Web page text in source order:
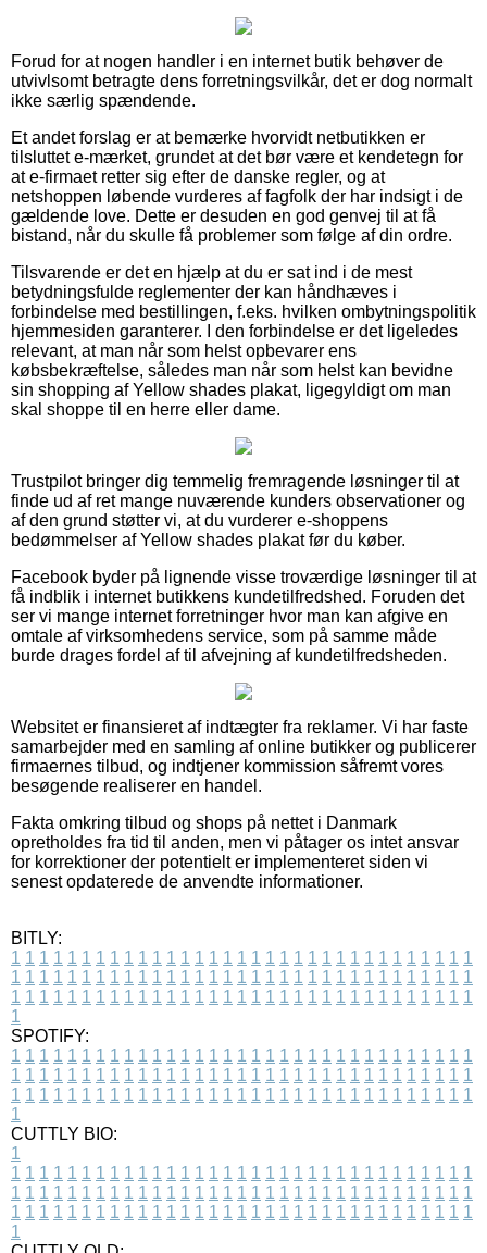
Forud for at nogen handler i en internet butik behøver de
utvivlsomt betragte dens forretningsvilkår, det er dog normalt
ikke særlig spændende.
Et andet forslag er at bemærke hvorvidt netbutikken er
tilsluttet e-mærket, grundet at det bør være et kendetegn for
at e-firmaet retter sig efter de danske regler, og at
netshoppen løbende vurderes af fagfolk der har indsigt i de
gældende love. Dette er desuden en god genvej til at få
bistand, når du skulle få problemer som følge af din ordre.
Tilsvarende er det en hjælp at du er sat ind i de mest
betydningsfulde reglementer der kan håndhæves i
forbindelse med bestillingen, f.eks. hvilken ombytningspolitik
hjemmesiden garanterer. I den forbindelse er det ligeledes
relevant, at man når som helst opbevarer ens
købsbekræftelse, således man når som helst kan bevidne
sin shopping af Yellow shades plakat, ligegyldigt om man
skal shoppe til en herre eller dame.
Trustpilot bringer dig temmelig fremragende løsninger til at
finde ud af ret mange nuværende kunders observationer og
af den grund støtter vi, at du vurderer e-shoppens
bedømmelser af Yellow shades plakat før du køber.
Facebook byder på lignende visse troværdige løsninger til at
få indblik i internet butikkens kundetilfredshed. Foruden det
ser vi mange internet forretninger hvor man kan afgive en
omtale af virksomhedens service, som på samme måde
burde drages fordel af til afvejning af kundetilfredsheden.
Websitet er finansieret af indtægter fra reklamer. Vi har faste
samarbejder med en samling af online butikker og publicerer
firmaernes tilbud, og indtjener kommission såfremt vores
besøgende realiserer en handel.
Fakta omkring tilbud og shops på nettet i Danmark
opretholdes fra tid til anden, men vi påtager os intet ansvar
for korrektioner der potentielt er implementeret siden vi
senest opdaterede de anvendte informationer.
BITLY:
1 1 1 1 1 1 1 1 1 1 1 1 1 1 1 1 1 1 1 1 1 1 1 1 1 1 1 1 1 1 1 1 1
1 1 1 1 1 1 1 1 1 1 1 1 1 1 1 1 1 1 1 1 1 1 1 1 1 1 1 1 1 1 1 1 1
1 1 1 1 1 1 1 1 1 1 1 1 1 1 1 1 1 1 1 1 1 1 1 1 1 1 1 1 1 1 1 1 1
1
SPOTIFY:
1 1 1 1 1 1 1 1 1 1 1 1 1 1 1 1 1 1 1 1 1 1 1 1 1 1 1 1 1 1 1 1 1
1 1 1 1 1 1 1 1 1 1 1 1 1 1 1 1 1 1 1 1 1 1 1 1 1 1 1 1 1 1 1 1 1
1 1 1 1 1 1 1 1 1 1 1 1 1 1 1 1 1 1 1 1 1 1 1 1 1 1 1 1 1 1 1 1 1
1
CUTTLY BIO:
1
1 1 1 1 1 1 1 1 1 1 1 1 1 1 1 1 1 1 1 1 1 1 1 1 1 1 1 1 1 1 1 1 1
1 1 1 1 1 1 1 1 1 1 1 1 1 1 1 1 1 1 1 1 1 1 1 1 1 1 1 1 1 1 1 1 1
1 1 1 1 1 1 1 1 1 1 1 1 1 1 1 1 1 1 1 1 1 1 1 1 1 1 1 1 1 1 1 1 1
1